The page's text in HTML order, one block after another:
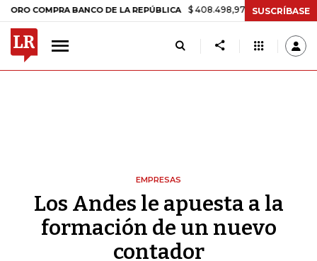
BANCO DE LA REPÚBLICA $ 408.498,97 +$ 8.753,81 +2,19%
SUSCRÍBASE
EMPRESAS
Los Andes le apuesta a la
formación de un nuevo
contador